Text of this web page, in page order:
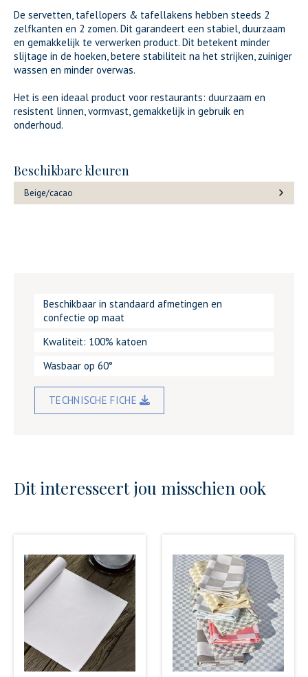
De servetten, tafellopers & tafellakens hebben steeds 2
zelfkanten en 2 zomen. Dit garandeert een stabiel, duurzaam
en gemakkelijk te verwerken product. Dit betekent minder
slijtage in de hoeken, betere stabiliteit na het strijken, zuiniger
wassen en minder overwas.
Het is een ideaal product voor restaurants: duurzaam en
resistent linnen, vormvast, gemakkelijk in gebruik en
onderhoud.
Beschikbare kleuren
Beige/cacao
Beschikbaar in standaard afmetingen en
confectie op maat
Kwaliteit: 100% katoen
Wasbaar op 60°
TECHNISCHE FICHE
Dit interesseert jou misschien ook